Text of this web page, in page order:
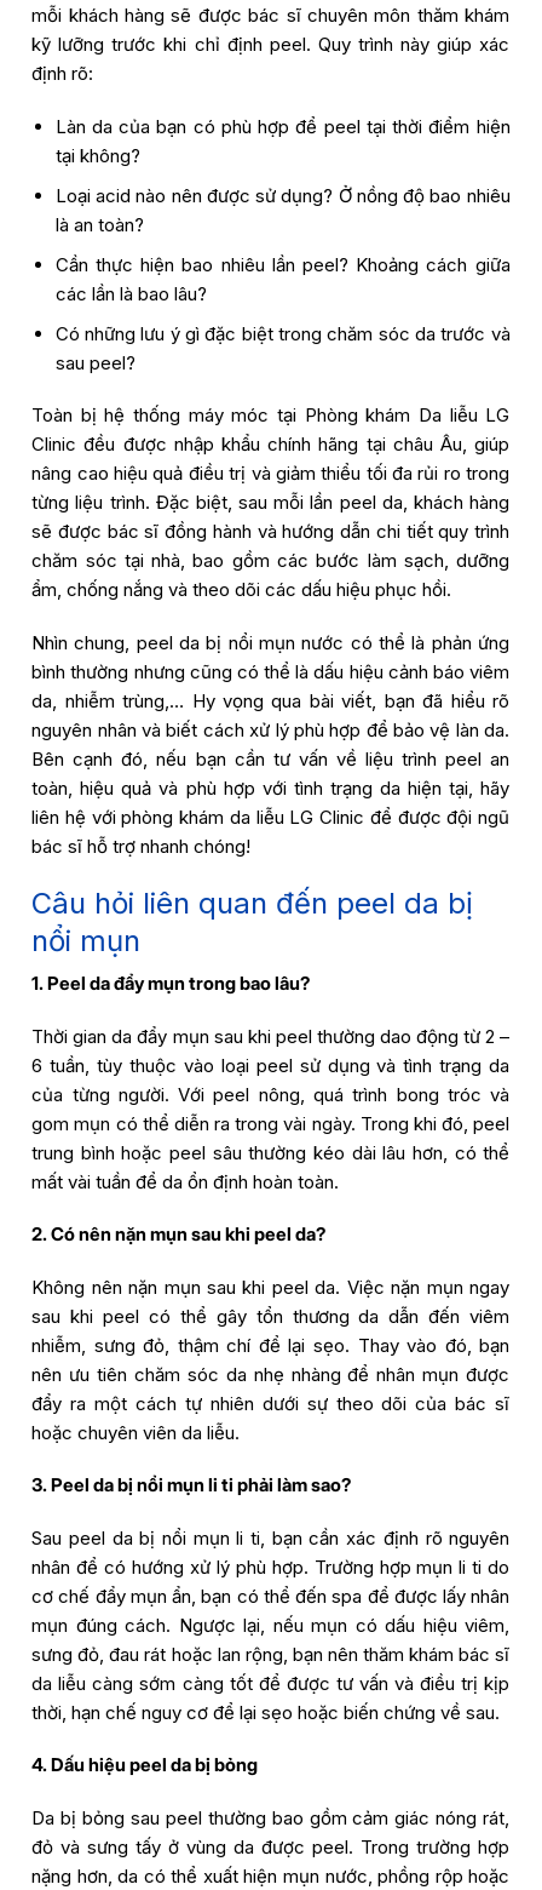
mỗi khách hàng sẽ được bác sĩ chuyên môn thăm khám
kỹ lưỡng trước khi chỉ định peel. Quy trình này giúp xác
định rõ:
Làn da của bạn có phù hợp để peel tại thời điểm hiện
tại không?
Loại acid nào nên được sử dụng? Ở nồng độ bao nhiêu
là an toàn?
Cần thực hiện bao nhiêu lần peel? Khoảng cách giữa
các lần là bao lâu?
Có những lưu ý gì đặc biệt trong chăm sóc da trước và
sau peel?
Toàn bị hệ thống máy móc tại Phòng khám Da liễu LG
Clinic đều được nhập khẩu chính hãng tại châu Âu, giúp
nâng cao hiệu quả điều trị và giảm thiểu tối đa rủi ro trong
từng liệu trình. Đặc biệt, sau mỗi lần peel da, khách hàng
sẽ được bác sĩ đồng hành và hướng dẫn chi tiết quy trình
chăm sóc tại nhà, bao gồm các bước làm sạch, dưỡng
ẩm, chống nắng và theo dõi các dấu hiệu phục hồi.
Nhìn chung, peel da bị nổi mụn nước có thể là phản ứng
bình thường nhưng cũng có thể là dấu hiệu cảnh báo viêm
da, nhiễm trùng,… Hy vọng qua bài viết, bạn đã hiểu rõ
nguyên nhân và biết cách xử lý phù hợp để bảo vệ làn da.
Bên cạnh đó, nếu bạn cần tư vấn về liệu trình peel an
toàn, hiệu quả và phù hợp với tình trạng da hiện tại, hãy
liên hệ với phòng khám da liễu LG Clinic để được đội ngũ
bác sĩ hỗ trợ nhanh chóng!
Câu hỏi liên quan đến peel da bị
nổi mụn
1. Peel da đẩy mụn trong bao lâu?
Thời gian da đẩy mụn sau khi peel thường dao động từ 2 –
6 tuần, tùy thuộc vào loại peel sử dụng và tình trạng da
của từng người. Với peel nông, quá trình bong tróc và
gom mụn có thể diễn ra trong vài ngày. Trong khi đó, peel
trung bình hoặc peel sâu thường kéo dài lâu hơn, có thể
mất vài tuần để da ổn định hoàn toàn.
2. Có nên nặn mụn sau khi peel da?
Không nên nặn mụn sau khi peel da. Việc nặn mụn ngay
sau khi peel có thể gây tổn thương da dẫn đến viêm
nhiễm, sưng đỏ, thậm chí để lại sẹo. Thay vào đó, bạn
nên ưu tiên chăm sóc da nhẹ nhàng để nhân mụn được
đẩy ra một cách tự nhiên dưới sự theo dõi của bác sĩ
hoặc chuyên viên da liễu.
3. Peel da bị nổi mụn li ti phải làm sao?
Sau peel da bị nổi mụn li ti, bạn cần xác định rõ nguyên
nhân để có hướng xử lý phù hợp. Trường hợp mụn li ti do
cơ chế đẩy mụn ẩn, bạn có thể đến spa để được lấy nhân
mụn đúng cách. Ngược lại, nếu mụn có dấu hiệu viêm,
sưng đỏ, đau rát hoặc lan rộng, bạn nên thăm khám bác sĩ
da liễu càng sớm càng tốt để được tư vấn và điều trị kịp
thời, hạn chế nguy cơ để lại sẹo hoặc biến chứng về sau.
4. Dấu hiệu peel da bị bỏng
Da bị bỏng sau peel thường bao gồm cảm giác nóng rát,
đỏ và sưng tấy ở vùng da được peel. Trong trường hợp
nặng hơn, da có thể xuất hiện mụn nước, phồng rộp hoặc